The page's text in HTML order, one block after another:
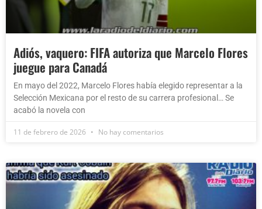
Adiós, vaquero: FIFA autoriza que Marcelo Flores
juegue para Canadá
En mayo del 2022, Marcelo Flores había elegido representar a la
Selección Mexicana por el resto de su carrera profesional… Se
acabó la novela con
11 de febrero de 2026 No hay comentarios